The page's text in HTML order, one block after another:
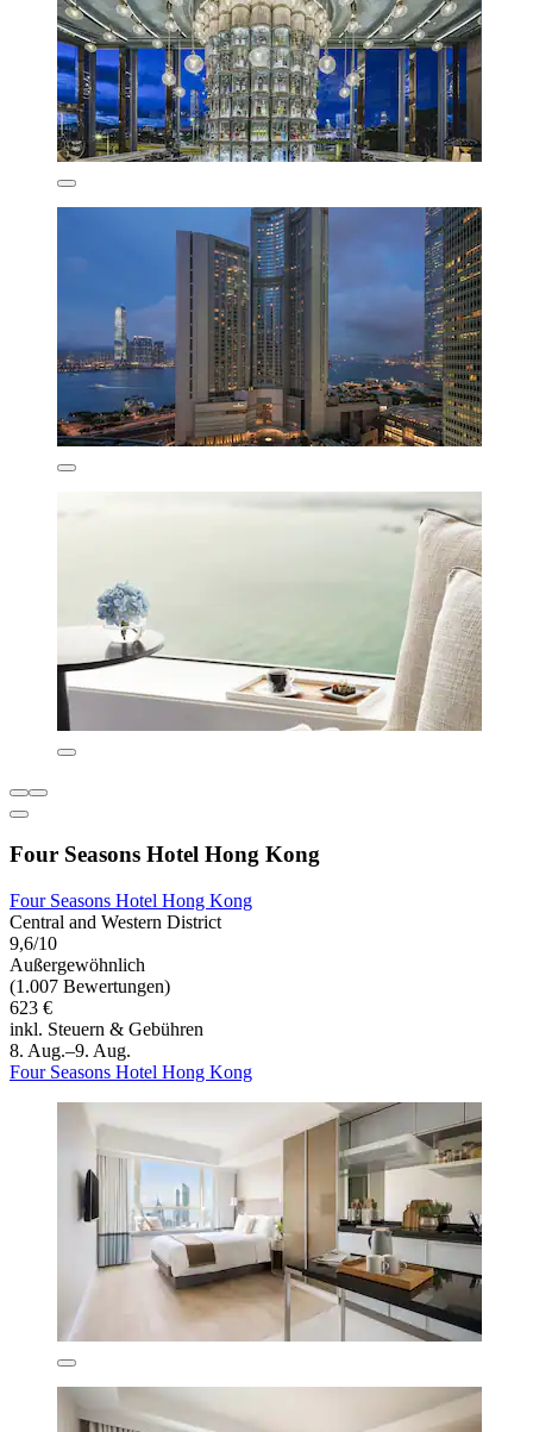
Four Seasons Hotel Hong Kong
Four Seasons Hotel Hong Kong
Central and Western District
9,6/10
Außergewöhnlich
(1.007 Bewertungen)
623 €
inkl. Steuern & Gebühren
8. Aug.–9. Aug.
Four Seasons Hotel Hong Kong